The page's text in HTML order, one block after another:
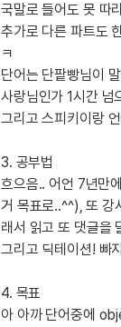
유용한영어표현
유용한영어표현
유용한영어표현
유용한영어표현
유용한영어표현
유용한영어표현
유용한영어표현
유용한영어표현
국말로 들어도 못 따
추가로 다른 파트도
ㅋ
단어는 단팥빵님이
사랑님인가 1시간 넘
그리고 스피키이랑
3. 공부법
흐으음.. 어언 7년만
거 목표로..^^), 또 강
래서 읽고 또 댓글을
그리고 딕테이션! 빠
4. 목표
아 아까 단어중에